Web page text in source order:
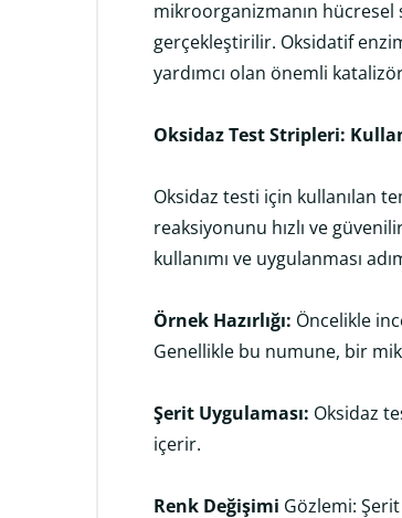
mikroorganizmanın
gerçekleştirilir. Oksidatif
yardımcı olan önemli
Oksidaz Test Stripleri:
Oksidaz testi için kullanılan
reaksiyonunu hızlı ve
kullanımı ve uygulanması
Örnek Hazırlığı: Öncelikle
Genellikle bu numune, bir
Şerit Uygulaması: Oksidaz
içerir.
Renk Değişimi Gözlemi: